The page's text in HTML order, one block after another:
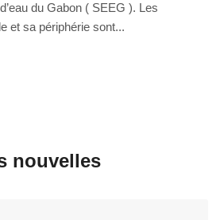
du Gabon ( SEEG ). Les
et sa périphérie sont...
nouvelles